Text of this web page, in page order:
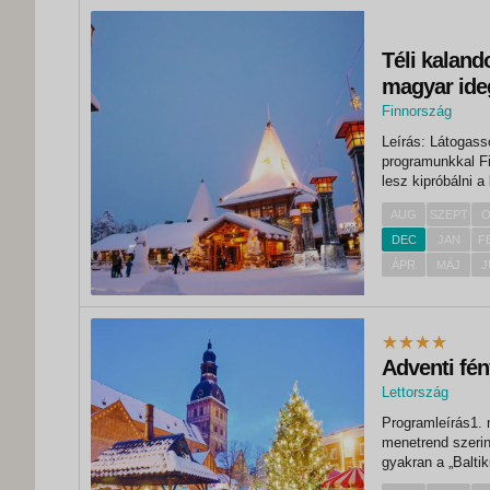
Téli
magyar
Finnország
Rovaniemi
Leírás:
programunkkal
lesz kipróbálni
utolsósorban -
a Mikulással!...
AUG SZEPT
DEC
JAN
ÁPR
MÁJ
Adventi
Lettország
Riga
Programleírás1.
menetrend
gyakran a
az UNESCO